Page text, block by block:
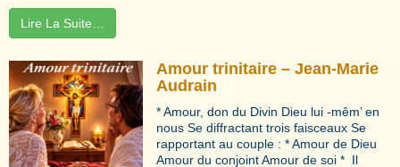
Lire La Suite…
Amour trinitaire – Jean-Marie
Audrain
* Amour, don du Divin Dieu lui -mêm’ en
nous Se diffractant trois faisceaux Se
rapportant au couple : * Amour de Dieu
Amour du conjoint Amour de soi * Il